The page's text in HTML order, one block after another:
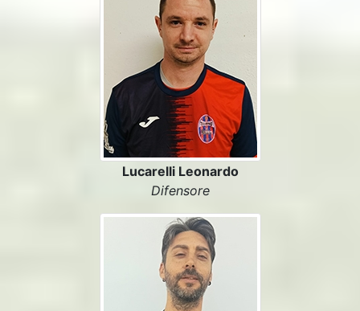
Lucarelli Leonardo
Difensore